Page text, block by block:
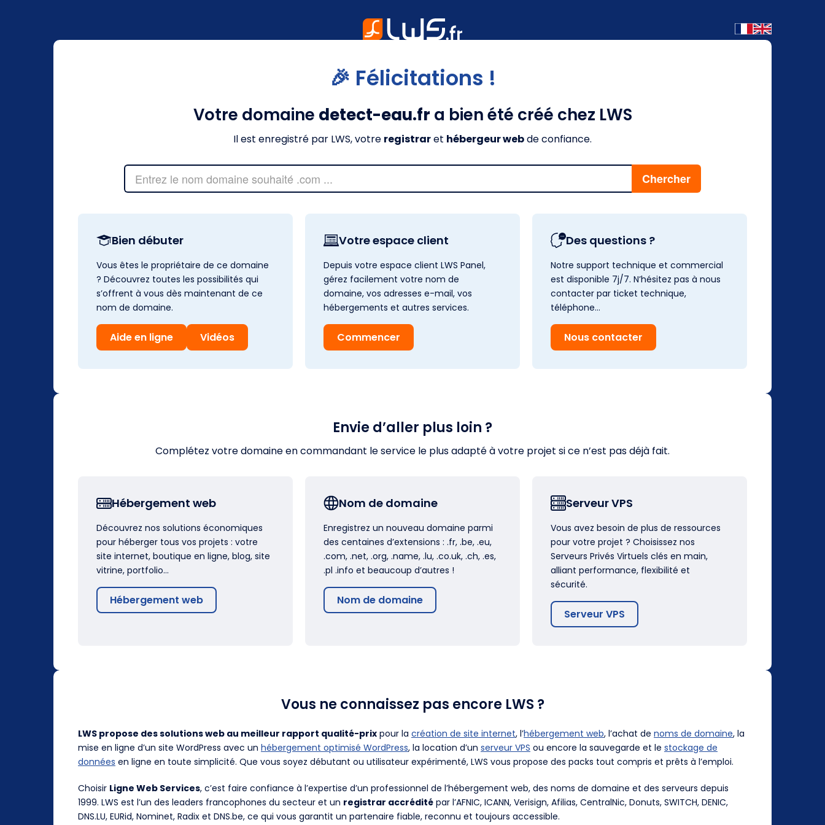
🎉 Félicitations !
Votre domaine detect-eau.fr a bien été créé chez LWS
Il est enregistré par LWS, votre registraret hébergeur webde confiance.
Bien débuter
Vous êtes le propriétaire de ce domaine
? Découvrez toutes les possibilités qui
s’offrent à vous dès maintenant de ce
nom de domaine.
Aide en ligne Vidéos
Votre espace client
Depuis votre espace client LWS Panel,
gérez facilement votre nom de
domaine, vos adresses e-mail, vos
hébergements et autres services.
Commencer
Des questions ?
Notre support technique et commercial
est disponible 7j/7. N’hésitez pas à nous
contacter par ticket technique,
téléphone…
Nous contacter
Envie d’aller plus loin ?
Complétez votre domaine en commandant le service le plus adapté à votre projet si ce n’est pas déjà fait.
Hébergement web
Découvrez nos solutions économiques
pour héberger tous vos projets : votre
site internet, boutique en ligne, blog, site
vitrine, portfolio…
Hébergement web
Nom de domaine
Enregistrez un nouveau domaine parmi
des centaines d’extensions : .fr, .be, .eu,
.com, .net, .org, .name, .lu, .co.uk, .ch, .es,
.pl .info et beaucoup d’autres !
Nom de domaine
Serveur VPS
Vous avez besoin de plus de ressources
pour votre projet ? Choisissez nos
Serveurs Privés Virtuels clés en main,
alliant performance, flexibilité et
sécurité.
Serveur VPS
Vous ne connaissez pas encore LWS ?
LWS propose des solutions web au meilleur rapport qualité-prix pour la création de site internet, l’hébergement web, l’achat de noms de domaine, la
mise en ligne d’un site WordPress avec un hébergement optimisé WordPress, la location d’un serveur VPS ou encore la sauvegarde et le stockage de
données en ligne en toute simplicité. Que vous soyez débutant ou utilisateur expérimenté, LWS vous propose des packs tout compris et prêts à l’emploi.
Choisir Ligne Web Services, c’est faire confiance à l’expertise d’un professionnel de l’hébergement web, des noms de domaine et des serveurs depuis
1999. LWS est l’un des leaders francophones du secteur et un registrar accrédité par l’AFNIC, ICANN, Verisign, Afilias, CentralNic, Donuts, SWITCH, DENIC,
DNS.LU, EURid, Nominet, Radix et DNS.be, ce qui vous garantit un partenaire fiable, reconnu et toujours accessible.